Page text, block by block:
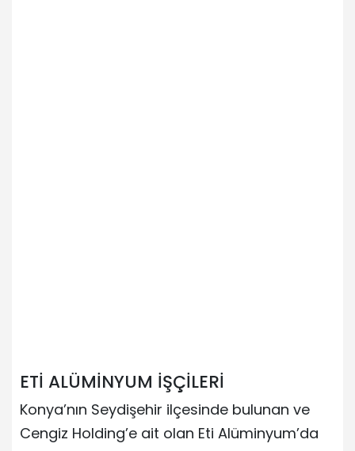
ETİ ALÜMİNYUM İŞÇİLERİ
Konya’nın Seydişehir ilçesinde bulunan ve
Cengiz Holding’e ait olan Eti Alüminyum’da